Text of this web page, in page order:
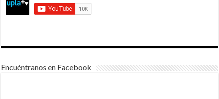
Encuéntranos en Facebook